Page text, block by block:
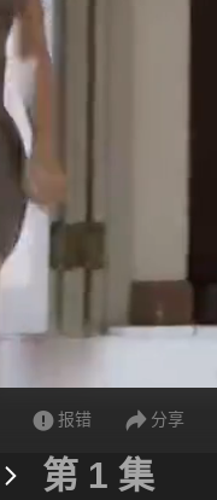
报错 分享
更多信息第 1 集